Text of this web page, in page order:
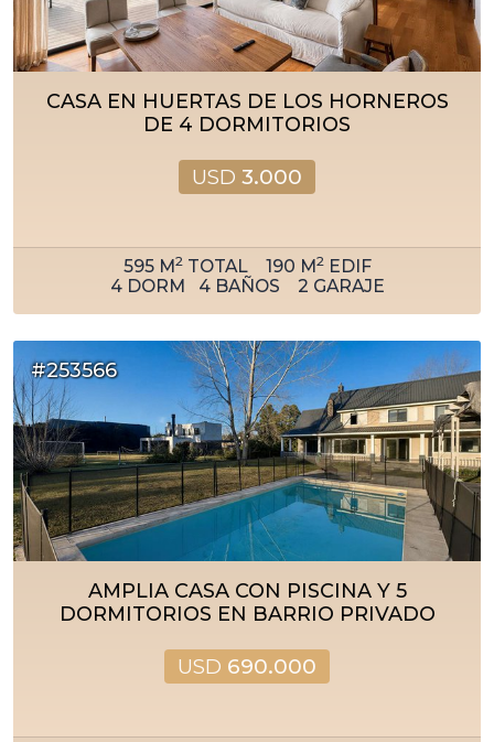
CASA EN HUERTAS DE LOS HORNEROS
DE 4 DORMITORIOS
USD 3.000
595M2TOTAL 190 M2EDIF
4DORM 4BAÑOS 2 GARAJE
#253566
AMPLIA CASA CON PISCINA Y 5
DORMITORIOS EN BARRIO PRIVADO
USD 690.000